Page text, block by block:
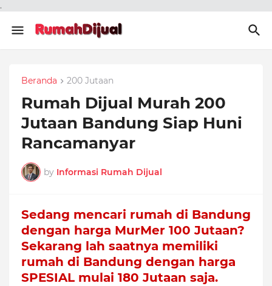
.
Beranda 200 Jutaan
Rumah Dijual Murah 200
Jutaan Bandung Siap Huni
Rancamanyar
by Informasi Rumah Dijual
Sedang mencari rumah di Bandung
dengan harga MurMer 100 Jutaan?
Sekarang lah saatnya memiliki
rumah di Bandung dengan harga
SPESIAL mulai 180 Jutaan saja.